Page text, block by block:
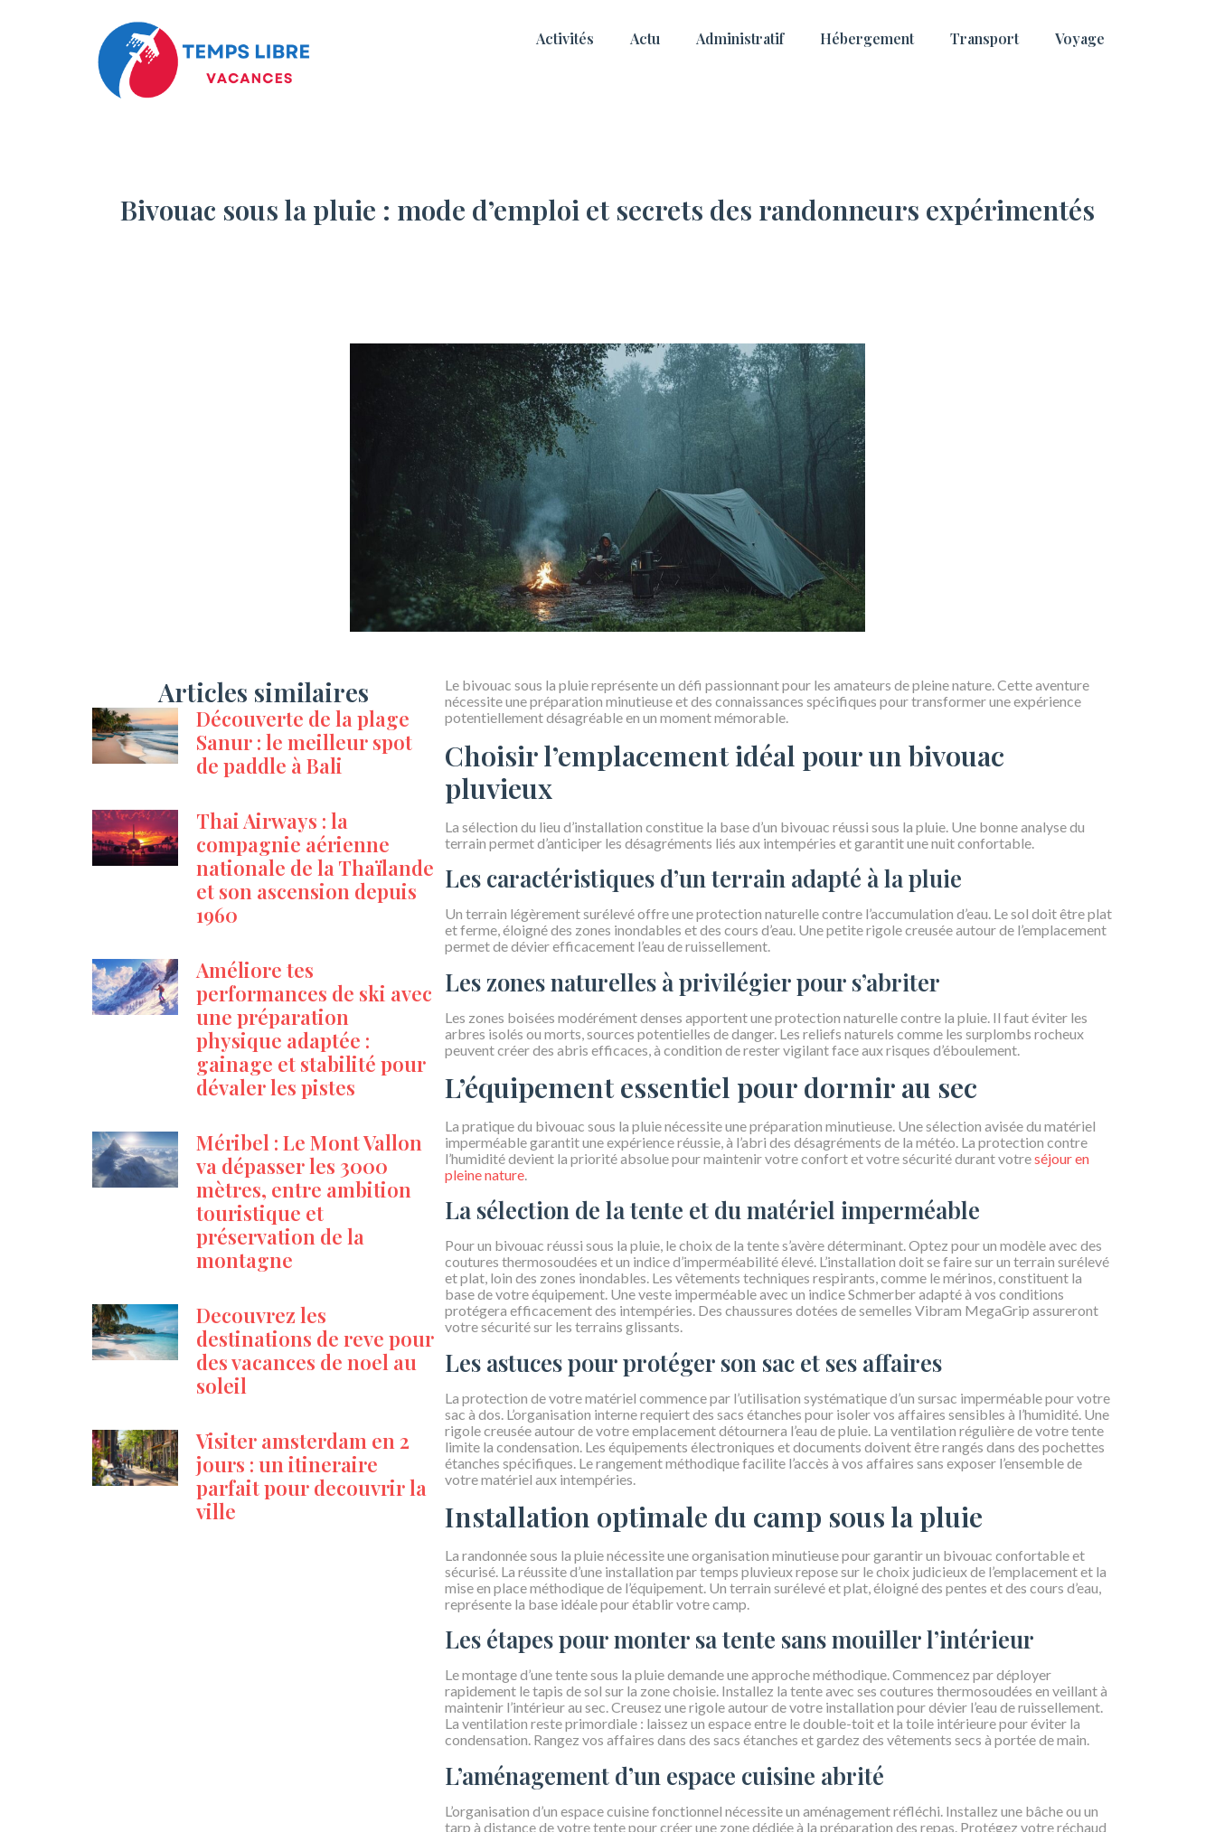
Activités Actu Administratif Hébergement Transport Voyage
Bivouac sous la pluie : mode d’emploi et secrets des randonneurs expérimentés
Articles similaires
Découverte de la plage
Sanur : le meilleur spot
de paddle à Bali
Thai Airways : la
compagnie aérienne
nationale de la Thaïlande
et son ascension depuis
1960
Améliore tes
performances de ski avec
une préparation
physique adaptée :
gainage et stabilité pour
dévaler les pistes
Méribel : Le Mont Vallon
va dépasser les 3000
mètres, entre ambition
touristique et
préservation de la
montagne
Decouvrez les
destinations de reve pour
des vacances de noel au
soleil
Visiter amsterdam en 2
jours : un itineraire
parfait pour decouvrir la
ville
Le bivouac sous la pluie représente un défi passionnant pour les amateurs de pleine nature. Cette aventure
nécessite une préparation minutieuse et des connaissances spécifiques pour transformer une expérience
potentiellement désagréable en un moment mémorable.
Choisir l’emplacement idéal pour un bivouac
pluvieux
La sélection du lieu d’installation constitue la base d’un bivouac réussi sous la pluie. Une bonne analyse du
terrain permet d’anticiper les désagréments liés aux intempéries et garantit une nuit confortable.
Les caractéristiques d’un terrain adapté à la pluie
Un terrain légèrement surélevé offre une protection naturelle contre l’accumulation d’eau. Le sol doit être plat
et ferme, éloigné des zones inondables et des cours d’eau. Une petite rigole creusée autour de l’emplacement
permet de dévier efficacement l’eau de ruissellement.
Les zones naturelles à privilégier pour s’abriter
Les zones boisées modérément denses apportent une protection naturelle contre la pluie. Il faut éviter les
arbres isolés ou morts, sources potentielles de danger. Les reliefs naturels comme les surplombs rocheux
peuvent créer des abris efficaces, à condition de rester vigilant face aux risques d’éboulement.
L’équipement essentiel pour dormir au sec
La pratique du bivouac sous la pluie nécessite une préparation minutieuse. Une sélection avisée du matériel
imperméable garantit une expérience réussie, à l’abri des désagréments de la météo. La protection contre
l’humidité devient la priorité absolue pour maintenir votre confort et votre sécurité durant votreséjour en
pleine nature.
La sélection de la tente et du matériel imperméable
Pour un bivouac réussi sous la pluie, le choix de la tente s’avère déterminant. Optez pour un modèle avec des
coutures thermosoudées et un indice d’imperméabilité élevé. L’installation doit se faire sur un terrain surélevé
et plat, loin des zones inondables. Les vêtements techniques respirants, comme le mérinos, constituent la
base de votre équipement. Une veste imperméable avec un indice Schmerber adapté à vos conditions
protégera efficacement des intempéries. Des chaussures dotées de semelles Vibram MegaGrip assureront
votre sécurité sur les terrains glissants.
Les astuces pour protéger son sac et ses affaires
La protection de votre matériel commence par l’utilisation systématique d’un sursac imperméable pour votre
sac à dos. L’organisation interne requiert des sacs étanches pour isoler vos affaires sensibles à l’humidité. Une
rigole creusée autour de votre emplacement détournera l’eau de pluie. La ventilation régulière de votre tente
limite la condensation. Les équipements électroniques et documents doivent être rangés dans des pochettes
étanches spécifiques. Le rangement méthodique facilite l’accès à vos affaires sans exposer l’ensemble de
votre matériel aux intempéries.
Installation optimale du camp sous la pluie
La randonnée sous la pluie nécessite une organisation minutieuse pour garantir un bivouac confortable et
sécurisé. La réussite d’une installation par temps pluvieux repose sur le choix judicieux de l’emplacement et la
mise en place méthodique de l’équipement. Un terrain surélevé et plat, éloigné des pentes et des cours d’eau,
représente la base idéale pour établir votre camp.
Les étapes pour monter sa tente sans mouiller l’intérieur
Le montage d’une tente sous la pluie demande une approche méthodique. Commencez par déployer
rapidement le tapis de sol sur la zone choisie. Installez la tente avec ses coutures thermosoudées en veillant à
maintenir l’intérieur au sec. Creusez une rigole autour de votre installation pour dévier l’eau de ruissellement.
La ventilation reste primordiale : laissez un espace entre le double-toit et la toile intérieure pour éviter la
condensation. Rangez vos affaires dans des sacs étanches et gardez des vêtements secs à portée de main.
L’aménagement d’un espace cuisine abrité
L’organisation d’un espace cuisine fonctionnel nécessite un aménagement réfléchi. Installez une bâche ou un
tarp à distance de votre tente pour créer une zone dédiée à la préparation des repas. Protégez votre réchaud